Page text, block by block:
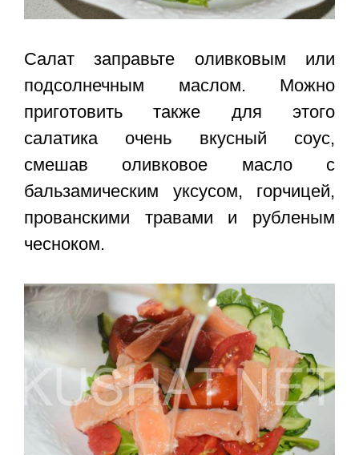
Салат заправьте оливковым или
подсолнечным маслом. Можно
приготовить также для этого
салатика очень вкусный соус,
смешав оливковое масло с
бальзамическим уксусом, горчицей,
прованскими травами и рубленым
чесноком.